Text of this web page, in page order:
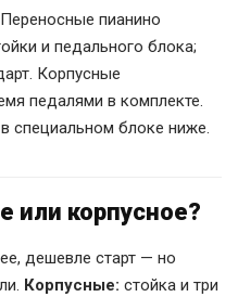
Переносные пианино
и педального блока;
Корпусные
педалями в комплекте.
специальном блоке ниже.
или корпусное?
дешевле старт — но
Корпусные: стойка и три